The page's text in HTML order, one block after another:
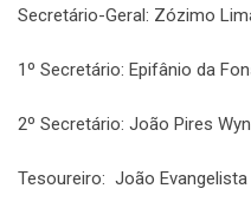
Secretário-Geral: Zózimo
1º Secretário: Epifânio da
2º Secretário: João Pires
Tesoureiro: João Evangelista